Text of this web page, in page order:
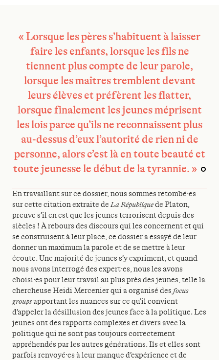
« Lorsque les pères s’habituent à laisser
faire les enfants, lorsque les fils ne
tiennent plus compte de leur parole,
lorsque les maîtres tremblent devant
leurs élèves et préfèrent les flatter,
lorsque finalement les jeunes méprisent
les lois parce qu’ils ne reconnaissent plus
au-dessus d’eux l’autorité de rien ni de
personne, alors c’est là en toute beauté et
toute jeunesse le début de la tyrannie. »
En travaillant sur ce dossier, nous sommes retombé·es
sur cette citation extraite deLa Républiquede Platon,
preuve s’il en est que les jeunes terrorisent depuis des
siècles ! À rebours des discours qui les concernent et qui
se construisent à leur place, ce dossier a essayé de leur
donner un maximum la parole et de se mettre à leur
écoute. Une majorité de jeunes s’y expriment, et quand
nous avons interrogé des expert·es, nous les avons
choisi·es pour leur travail au plus près des jeunes, telle la
chercheuse Heidi Mercenier qui a organisé des focus
groupsapportant les nuances sur ce qu’il convient
d’appeler la désillusion des jeunes face à la politique. Les
jeunes ont des rapports complexes et divers avec la
politique qui ne sont pas toujours correctement
appréhendés par les autres générations. Ils et elles sont
parfois renvoyé·es à leur manque d’expérience et de